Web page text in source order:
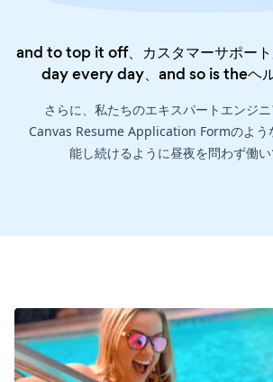
and to top it off、カスタマーサポー
day every day、and so is theヘ
さらに、私たちのエキスパートエンジニ
Canvas Resume Application Formのよ
能し続けるように昼夜を問わず働い